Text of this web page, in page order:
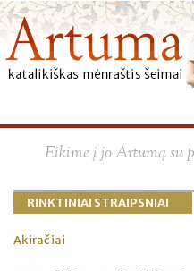
Eikime į jo Artumą su
RINKTINIAI STRAIPSNIAI
Akiračiai